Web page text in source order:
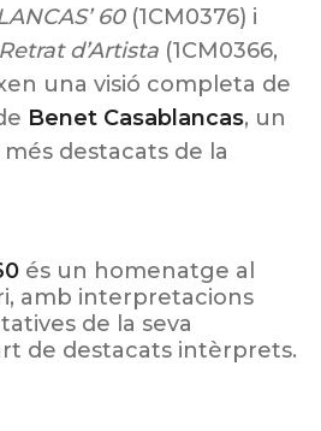
60(1CM0376) i
d’Artista (1CM0366,
una visió completa de
Benet Casablancas, un
destacats de la
és un homenatge al
amb interpretacions
de la seva
de destacats intèrprets.